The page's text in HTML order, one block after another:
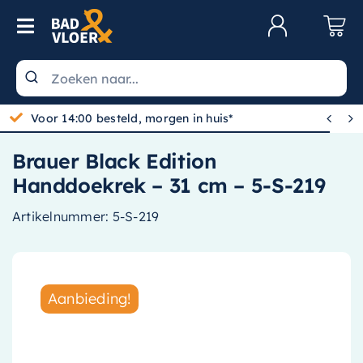
Skip to content
Toggle Navigation
Wastafels
Toiletten
Spiegels
Baden
Gratis bezorgd vanaf 100,-
 
Brauer Black Edition
Handdoekrek – 31 cm – 5-S-219
Artikelnummer: 5-S-219
Aanbieding!